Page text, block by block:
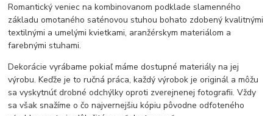
Romantický veniec na kombinovanom podklade slamenného
základu omotaného saténovou stuhou bohato zdobený kvalitnými
textilnými a umelými kvietkami, aranžérskym materiálom a
farebnými stuhami.
Dekorácie vyrábame pokiaľ máme dostupné materiály na jej
výrobu. Keďže je to ručná práca, každý výrobok je originál a môžu
sa vyskytnúť drobné odchýlky oproti zverejnenej fotografii. Vždy
sa však snažíme o čo najvernejšiu kópiu pôvodne odfoteného